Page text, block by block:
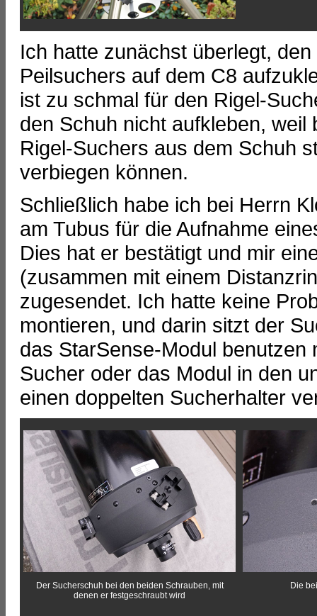
Ich hatte zunächst überlegt,
Peilsuchers auf dem C8
ist zu schmal für den Rigel-
den Schuh nicht aufkleben,
Rigel-Suchers aus dem Schuh
verbiegen können.
Schließlich habe ich bei Herrn
am Tubus für die Aufnahme
Dies hat er bestätigt und mir
(zusammen mit einem
zugesendet. Ich hatte keine
montieren, und darin sitzt der
das StarSense-Modul
Sucher oder das Modul in den
einen doppelten Sucherhalter
Der Sucherschuh bei den beiden Schrauben, mit
denen er festgeschraubt wird
Die